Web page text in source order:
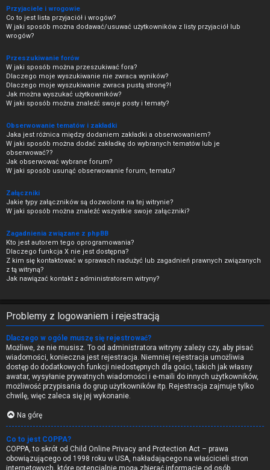
Przyjaciele i wrogowie
Co to jest lista przyjaciół i wrogów?
W jaki sposób można dodawać/usuwać użytkowników z listy przyjaciół lub
wrogów?
Przeszukiwanie forów
W jaki sposób można przeszukiwać fora?
Dlaczego moje wyszukiwanie nie zwraca wyników?
Dlaczego moje wyszukiwanie zwraca pustą stronę?!
Jak można wyszukać użytkowników?
W jaki sposób można znaleźć swoje posty i tematy?
Obserwowanie tematów i zakładki
Jaka jest różnica między dodaniem zakładki a obserwowaniem?
W jaki sposób można dodać zakładkę do wybranych tematów lub je
obserwować??
Jak obserwować wybrane forum?
W jaki sposób usunąć obserwowanie forum, tematu?
Załączniki
Jakie typy załączników są dozwolone na tej witrynie?
W jaki sposób można znaleźć wszystkie swoje załączniki?
Zagadnienia związane z phpBB
Kto jest autorem tego oprogramowania?
Dlaczego funkcja X nie jest dostępna?
Z kim się kontaktować w sprawach nadużyć lub zagadnień prawnych związanych
z tą witryną?
Jak nawiązać kontakt z administratorem witryny?
Problemy z logowaniem i rejestracją
Dlaczego w ogóle muszę się rejestrować?
Możliwe, że nie musisz. To od administratora witryny zależy czy, aby pisać
wiadomości, konieczna jest rejestracja. Niemniej rejestracja umożliwia
dostęp do dodatkowych funkcji niedostępnych dla gości, takich jak własny
awatar, wysyłanie prywatnych wiadomości i e-maili do innych użytkowników,
możliwość przypisania do grup użytkowników itp. Rejestracja zajmuje tylko
chwilę, więc zaleca się jej wykonanie.
Na górę
Co to jest COPPA?
COPPA, to skrót od Child Online Privacy and Protection Act – prawa
obowiązującego od 1998 roku w USA, nakładającego na właścicieli stron
internetowych, które potencjalnie mogą zbierać informacje od osób